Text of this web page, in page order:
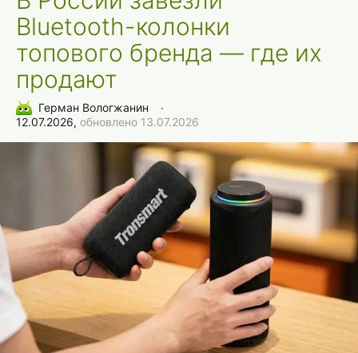
Bluetooth-колонки
топового бренда — где их
продают
Герман Вологжанин
∙
12.07.2026, обновлено 13.07.2026